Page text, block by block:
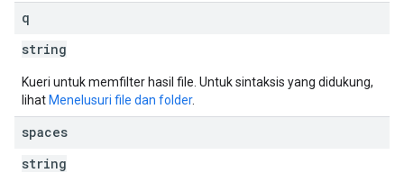
q
string
Kueri untuk memfilter hasil file. Untuk sintaksis yang didukung,
lihat Menelusuri file dan folder.
spaces
string